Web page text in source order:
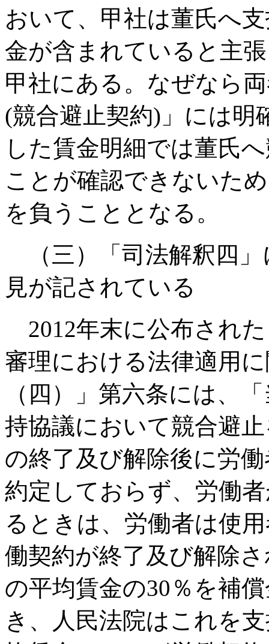
おいて、甲社は董氏へ
金が含まれていると主
甲社にある。なぜなら
(競合避止契約)」には明
した賃金明細では董氏
ことが確認できないた
を負うこととなる。
（三）「司法解釈四
見が記されている
2012年末に公布され
審理における法律適用
（四）」第六条には、
持協議において競合避
の終了及び解除後に労
約定しておらず、労働
るときは、労働者は使
働契約が終了及び解除
の平均賃金の30％を補
き、人民法院はこれを